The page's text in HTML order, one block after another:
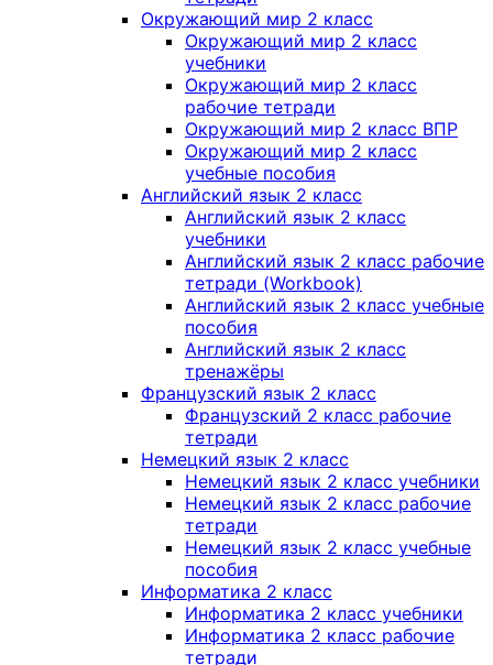
Окружающий мир 2 класс
Окружающий мир 2 класс
учебники
Окружающий мир 2 класс
рабочие тетради
Окружающий мир 2 класс ВПР
Окружающий мир 2 класс
учебные пособия
Английский язык 2 класс
Английский язык 2 класс
учебники
Английский язык 2 класс рабочие
тетради (Workbook)
Английский язык 2 класс учебные
пособия
Английский язык 2 класс
тренажёры
Французский язык 2 класс
Французский 2 класс рабочие
тетради
Немецкий язык 2 класс
Немецкий язык 2 класс учебники
Немецкий язык 2 класс рабочие
тетради
Немецкий язык 2 класс учебные
пособия
Информатика 2 класс
Информатика 2 класс учебники
Информатика 2 класс рабочие
тетради